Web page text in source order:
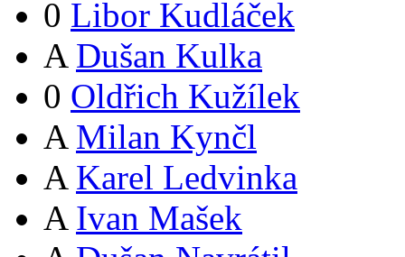
0 Libor Kudláček
A Dušan Kulka
0 Oldřich Kužílek
A Milan Kynčl
A Karel Ledvinka
A Ivan Mašek